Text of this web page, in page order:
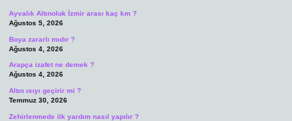
Ayvalık Altınoluk İzmir arası kaç km ?
Ağustos 5, 2026
Boya zararlı mıdır ?
Ağustos 4, 2026
Arapça izafet ne demek ?
Ağustos 4, 2026
Altın ısıyı geçirir mi ?
Temmuz 30, 2026
Zehirlenmede ilk yardım nasıl yapılır ?